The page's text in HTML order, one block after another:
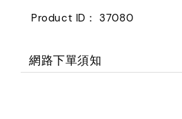
Product ID： 37080
網路下單須知